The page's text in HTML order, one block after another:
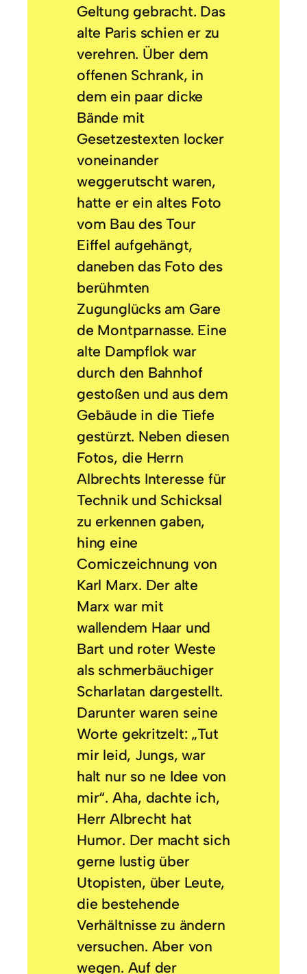
Geltung gebracht. Das
alte Paris schien er zu
verehren. Über dem
offenen Schrank, in
dem ein paar dicke
Bände mit
Gesetzestexten locker
voneinander
weggerutscht waren,
hatte er ein altes Foto
vom Bau des Tour
Eiffel aufgehängt,
daneben das Foto des
berühmten
Zugunglücks am Gare
de Montparnasse. Eine
alte Dampflok war
durch den Bahnhof
gestoßen und aus dem
Gebäude in die Tiefe
gestürzt. Neben diesen
Fotos, die Herrn
Albrechts Interesse für
Technik und Schicksal
zu erkennen gaben,
hing eine
Comiczeichnung von
Karl Marx. Der alte
Marx war mit
wallendem Haar und
Bart und roter Weste
als schmerbäuchiger
Scharlatan dargestellt.
Darunter waren seine
Worte gekritzelt: „Tut
mir leid, Jungs, war
halt nur so ne Idee von
mir“. Aha, dachte ich,
Herr Albrecht hat
Humor. Der macht sich
gerne lustig über
Utopisten, über Leute,
die bestehende
Verhältnisse zu ändern
versuchen. Aber von
wegen. Auf der